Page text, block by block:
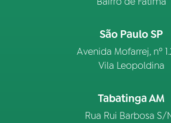
São Paulo SP
Avenida Mofarrej, nº
Vila Leopoldina
Tabatinga AM
Rua Rui Barbosa S/